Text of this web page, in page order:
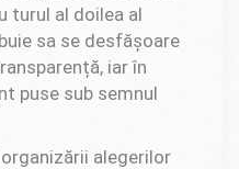
turul al doilea al
sa se desfășoare
iar în
puse sub semnul
alegerilor